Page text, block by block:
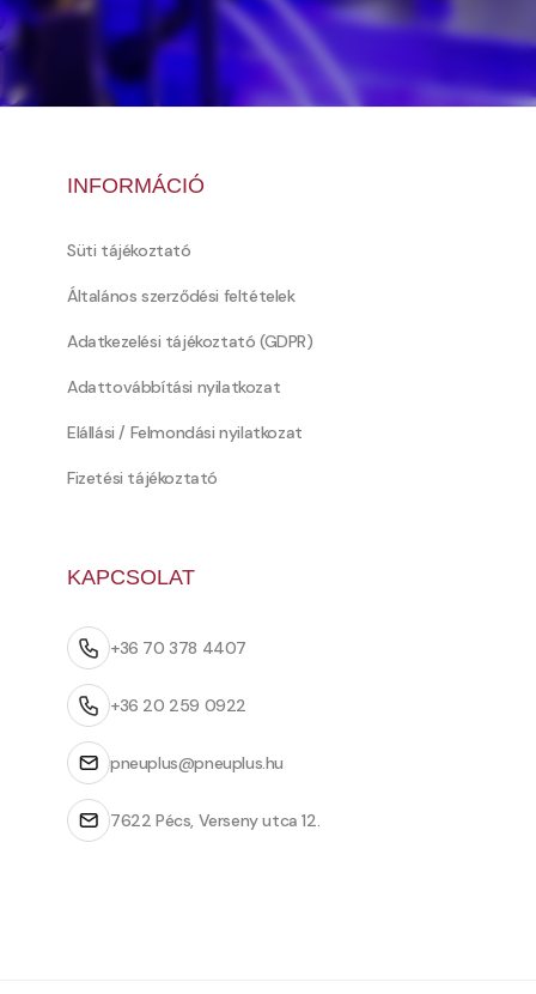
INFORMÁCIÓ
Süti tájékoztató
Általános szerződési feltételek
Adatkezelési tájékoztató (GDPR)
Adattovábbítási nyilatkozat
Elállási / Felmondási nyilatkozat
Fizetési tájékoztató
KAPCSOLAT
+36 70 378 4407
+36 20 259 0922
pneuplus@pneuplus.hu
7622 Pécs, Verseny utca 12.